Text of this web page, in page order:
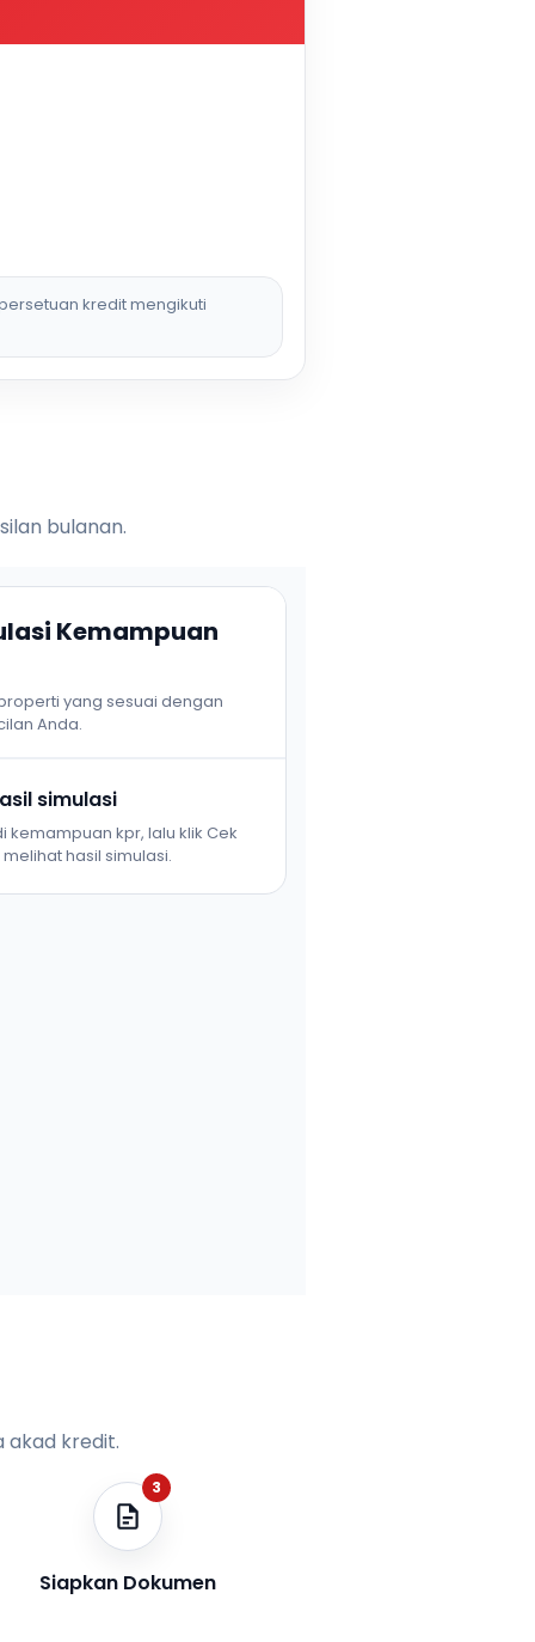
kredit mengikuti
bulanan.
Kemampuan
yang sesuai dengan
Anda.
simulasi
kemampuan kpr, lalu klik Cek
hasil simulasi.
akad kredit.
3
Siapkan Dokumen